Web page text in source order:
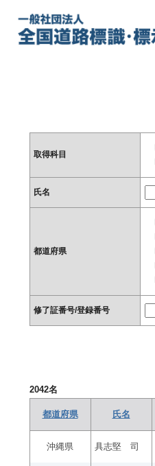
取得科目
氏名
都道府県
修了証番号/登録番号
2042名
都道府県 氏名
沖縄県 具志堅 司